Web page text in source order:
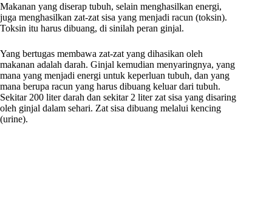
Makanan yang diserap tubuh, selain menghasilkan energi,
juga menghasilkan zat-zat sisa yang menjadi racun (toksin).
Toksin itu harus dibuang, di sinilah peran ginjal.
Yang bertugas membawa zat-zat yang dihasikan oleh
makanan adalah darah. Ginjal kemudian menyaringnya, yang
mana yang menjadi energi untuk keperluan tubuh, dan yang
mana berupa racun yang harus dibuang keluar dari tubuh.
Sekitar 200 liter darah dan sekitar 2 liter zat sisa yang disaring
oleh ginjal dalam sehari. Zat sisa dibuang melalui kencing
(urine).